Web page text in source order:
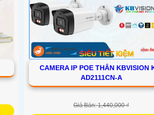
CAMERA IP POE THÂN KBVISION
AD2111CN-A
Giá Bán: 1,440,000 ₫